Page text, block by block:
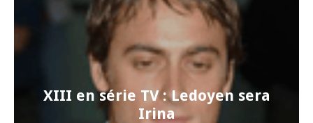
XIII en série TV : Ledoyen sera
Irina